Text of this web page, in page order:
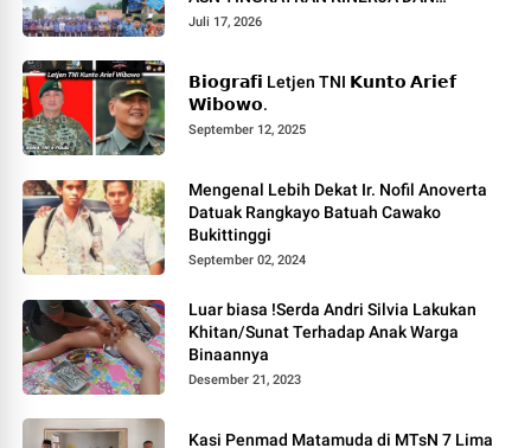
PELAYANAN MASYARAKAT.
Juli 17, 2026
𝗕𝗶𝗼𝗴𝗿𝗮𝗳𝗶 Letjen TNI 𝗞𝘂𝗻𝘁𝗼 𝗔𝗿𝗶𝗲𝗳
𝗪𝗶𝗯𝗼𝘄𝗼.
September 12, 2025
Mengenal Lebih Dekat Ir. Nofil Anoverta
Datuak Rangkayo Batuah Cawako
Bukittinggi
September 02, 2024
Luar biasa !Serda Andri Silvia Lakukan
Khitan/Sunat Terhadap Anak Warga
Binaannya
Desember 21, 2023
Kasi Penmad Matamuda di MTsN 7 Lima